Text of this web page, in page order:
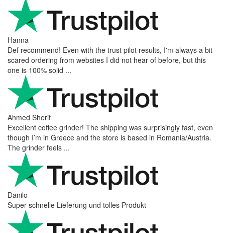
Hanna
Def recommend! Even with the trust pilot results, I'm always a bit
scared ordering from websites I did not hear of before, but this
one is 100% solid ...
Ahmed Sherif
Excellent coffee grinder! The shipping was surprisingly fast, even
though I’m in Greece and the store is based in Romania/Austria.
The grinder feels ...
Danilo
Super schnelle Lieferung und tolles Produkt